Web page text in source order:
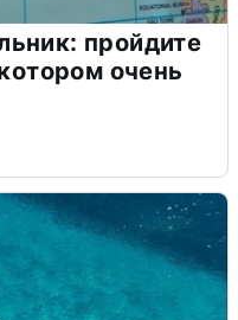
пройдите
очень